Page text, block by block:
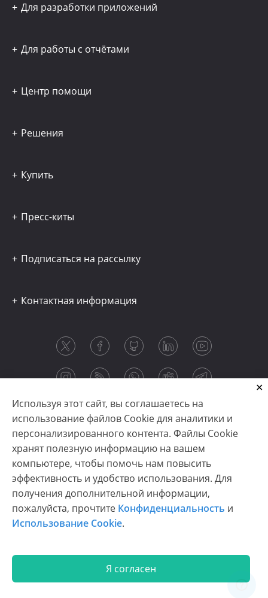
Используя этот сайт, вы соглашаетесь на
использование файлов Cookie для аналитики и
персонализированного контента. Файлы Cookie
хранят полезную информацию на вашем
компьютере, чтобы помочь нам повысить
эффективность и удобство использования. Для
получения дополнительной информации,
пожалуйста, прочтите Конфиденциальность и
Использование Cookie.
Я согласен
Для разработки приложений
Для работы с отчётами
Центр помощи
Решения
Купить
Пресс-киты
Подписаться на рассылку
Контактная информация
Copyright © 2003-2026 CloudReports sp. z o.o. (dba
Stimulsoft). All rights reserved.
Конфиденциальность
En De